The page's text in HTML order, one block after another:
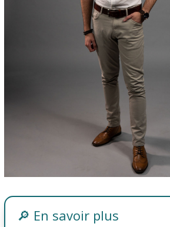
🔎 En savoir plus